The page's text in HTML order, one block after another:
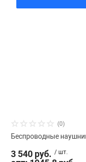
(0)
Беспроводные
3 540 руб. / шт.